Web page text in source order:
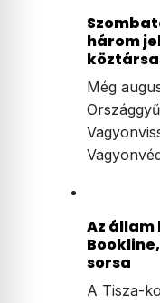
három
Még
Az állam
sorsa
A Tisza-